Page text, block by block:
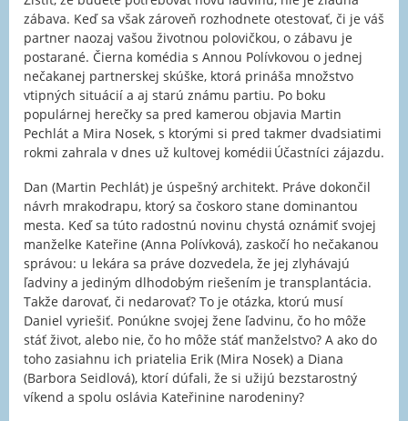
zábava. Keď sa však zároveň rozhodnete otestovať, či je váš
partner naozaj vašou životnou polovičkou, o zábavu je
postarané. Čierna komédia s Annou Polívkovou o jednej
nečakanej partnerskej skúške, ktorá prináša množstvo
vtipných situácií a aj starú známu partiu. Po boku
populárnej herečky sa pred kamerou objavia Martin
Pechlát a Mira Nosek, s ktorými si pred takmer dvadsiatimi
rokmi zahrala v dnes už kultovej komédii Účastníci zájazdu.
Dan (Martin Pechlát) je úspešný architekt. Práve dokončil
návrh mrakodrapu, ktorý sa čoskoro stane dominantou
mesta. Keď sa túto radostnú novinu chystá oznámiť svojej
manželke Kateřine (Anna Polívková), zaskočí ho nečakanou
správou: u lekára sa práve dozvedela, že jej zlyhávajú
ľadviny a jediným dlhodobým riešením je transplantácia.
Takže darovať, či nedarovať? To je otázka, ktorú musí
Daniel vyriešiť. Ponúkne svojej žene ľadvinu, čo ho môže
stáť život, alebo nie, čo ho môže stáť manželstvo? A ako do
toho zasiahnu ich priatelia Erik (Mira Nosek) a Diana
(Barbora Seidlová), ktorí dúfali, že si užijú bezstarostný
víkend a spolu oslávia Kateřinine narodeniny?